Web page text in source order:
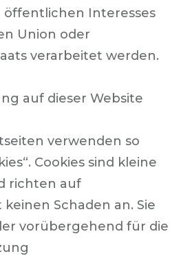
öffentlichen Interesses
Union oder
verarbeitet werden.
auf dieser Website
verwenden so
Cookies sind kleine
richten auf
Schaden an. Sie
vorübergehend für die